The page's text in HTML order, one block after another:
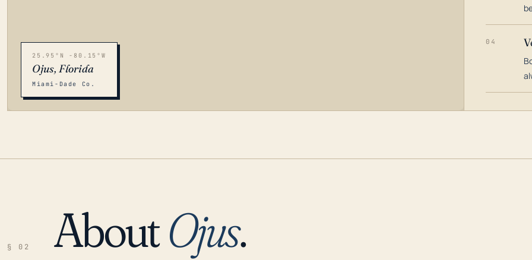
LOADING…
25.95°N -80.15°W
Ojus, Florida
Miami-Dade Co.
04
§ 02 AboutOjus.